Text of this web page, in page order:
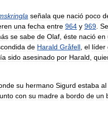
señala que nació poco
una fecha entre 964 y 969.
se sabe de Olaf, éste nació en
de Harald Gråfell, el líder
sido asesinado por Harald,
su hermano Sigurd estaba al
con su madre a bordo de un